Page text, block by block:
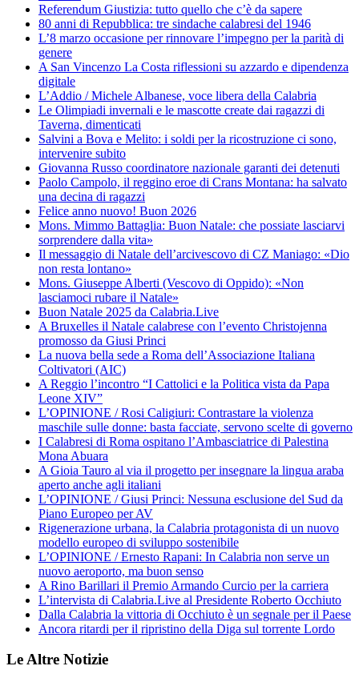
Referendum Giustizia: tutto quello che c’è da sapere
80 anni di Repubblica: tre sindache calabresi del 1946
L’8 marzo occasione per rinnovare l’impegno per la parità di
genere
A San Vincenzo La Costa riflessioni su azzardo e dipendenza
digitale
L’Addio / Michele Albanese, voce libera della Calabria
Le Olimpiadi invernali e le mascotte create dai ragazzi di
Taverna, dimenticati
Salvini a Bova e Melito: i soldi per la ricostruzione ci sono,
intervenire subito
Giovanna Russo coordinatore nazionale garanti dei detenuti
Paolo Campolo, il reggino eroe di Crans Montana: ha salvato
una decina di ragazzi
Felice anno nuovo! Buon 2026
Mons. Mimmo Battaglia: Buon Natale: che possiate lasciarvi
sorprendere dalla vita»
Il messaggio di Natale dell’arcivescovo di CZ Maniago: «Dio
non resta lontano»
Mons. Giuseppe Alberti (Vescovo di Oppido): «Non
lasciamoci rubare il Natale»
Buon Natale 2025 da Calabria.Live
A Bruxelles il Natale calabrese con l’evento Christojenna
promosso da Giusi Princi
La nuova bella sede a Roma dell’Associazione Italiana
Coltivatori (AIC)
A Reggio l’incontro “I Cattolici e la Politica vista da Papa
Leone XIV”
L’OPINIONE / Rosi Caligiuri: Contrastare la violenza
maschile sulle donne: basta facciate, servono scelte di governo
I Calabresi di Roma ospitano l’Ambasciatrice di Palestina
Mona Abuara
A Gioia Tauro al via il progetto per insegnare la lingua araba
aperto anche agli italiani
L’OPINIONE / Giusi Princi: Nessuna esclusione del Sud da
Piano Europeo per AV
Rigenerazione urbana, la Calabria protagonista di un nuovo
modello europeo di sviluppo sostenibile
L’OPINIONE / Ernesto Rapani: In Calabria non serve un
nuovo aeroporto, ma buon senso
A Rino Barillari il Premio Armando Curcio per la carriera
L’intervista di Calabria.Live al Presidente Roberto Occhiuto
Dalla Calabria la vittoria di Occhiuto è un segnale per il Paese
Ancora ritardi per il ripristino della Diga sul torrente Lordo
Le Altre Notizie